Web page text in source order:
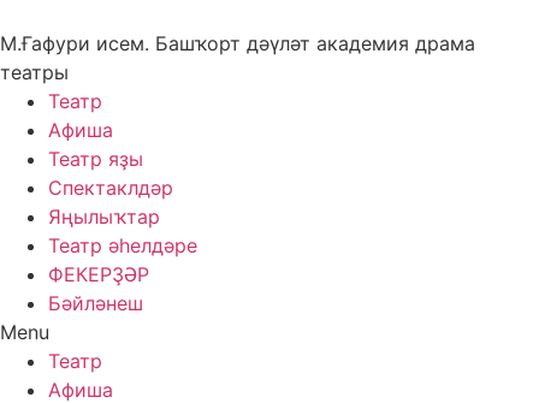
to
content
М.Ғафури исем. Башҡорт дәүләт академия драма
театры
Театр
Афиша
Театр яҙы
Спектаклдәр
Яңылыҡтар
Театр әһелдәре
ФЕКЕРҘӘР
Бәйләнеш
Menu
Театр
Афиша